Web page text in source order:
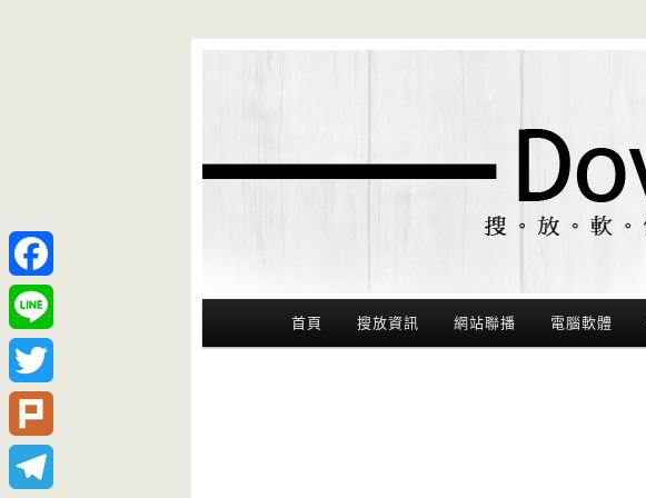
Main Menu
首頁 搜放資訊 網站聯播 電腦軟體
Facebook
Line
Twitter
Plurk